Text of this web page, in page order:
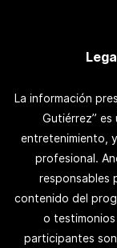
La información
Gutiérrez”
entretenimiento,
profesional.
responsables
contenido del
o
participantes